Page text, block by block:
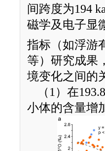
间跨度为194
磁学及电子显
指标（如浮游
等）研究成果
境变化之间的
（1 ）在
小体的含量增